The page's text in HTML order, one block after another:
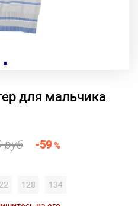
для мальчика
руб -59%
128
134